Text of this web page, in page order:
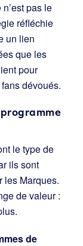
pas le
réfléchie
un lien
que les
pour
dévoués.
le type de
ils sont
les Marques.
de valeur :
de